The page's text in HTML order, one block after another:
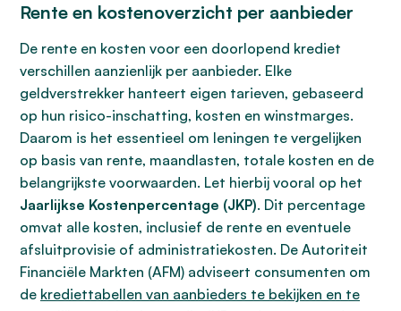
Rente en kostenoverzicht per aanbieder
De rente en kosten voor een doorlopend krediet
verschillen aanzienlijk per aanbieder. Elke
geldverstrekker hanteert eigen tarieven, gebaseerd
op hun risico-inschatting, kosten en winstmarges.
Daarom is het essentieel om leningen te vergelijken
op basis van rente, maandlasten, totale kosten en de
belangrijkste voorwaarden. Let hierbij vooral op het
Jaarlijkse Kostenpercentage (JKP). Dit percentage
omvat alle kosten, inclusief de rente en eventuele
afsluitprovisie of administratiekosten. De Autoriteit
Financiële Markten (AFM) adviseert consumenten om
de krediettabellen van aanbieders te bekijken en te